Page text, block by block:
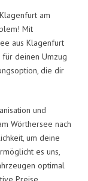
am
Mit
aus Klagenfurt
deinen Umzug
die dir
und
Wörthersee nach
um deine
es uns,
optimal